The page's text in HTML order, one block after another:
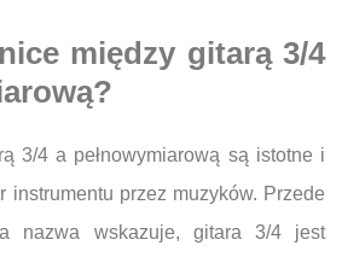
między gitarą 3/4
3/4 a pełnowymiarową są istotne i
instrumentu przez muzyków. Przede
nazwa wskazuje, gitara 3/4 jest